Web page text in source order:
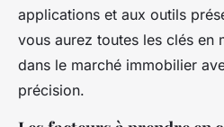
applications et aux outils
vous aurez toutes les clés en
dans le marché immobilier
précision.